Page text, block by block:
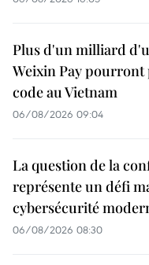
Plus d'un milliard
Weixin Pay pourront
code au Vietnam
06/08/2026 09:04
La question de la
représente un défi
cybersécurité
06/08/2026 08:30